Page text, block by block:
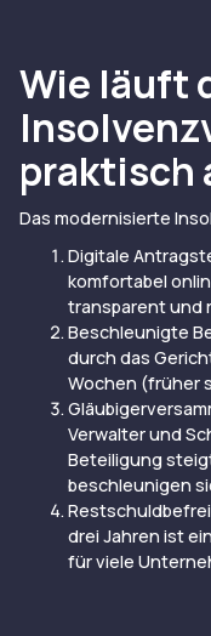
Wie läuft
praktisch
Das modernisierte
Digitale
komfortabel
transparent und
Beschleunigte
durch das
Wochen (früher
Verwalter und
Beteiligung
beschleunigen
drei Jahren ist
für viele